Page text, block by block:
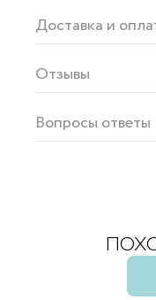
Доставка и
Отзывы
Вопросы ответы